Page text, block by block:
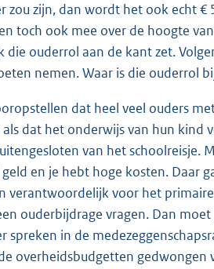
zijn, dan wordt het ook echt €
toch ook mee over de hoogte
ouderrol aan de kant zet.
nemen. Waar is die ouderrol
dat heel veel ouders
dat het onderwijs van hun
van het schoolreisje.
en je hebt hoge kosten. Daar
verantwoordelijk voor het
ouderbijdrage vragen. Dan
in de
overheidsbudgetten